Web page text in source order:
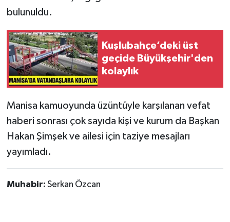
bulunuldu.
Kuşlubahçe’deki üst
geçide Büyükşehir'den
kolaylık
Manisa kamuoyunda üzüntüyle karşılanan vefat
haberi sonrası çok sayıda kişi ve kurum da Başkan
Hakan Şimşek ve ailesi için taziye mesajları
yayımladı.
Muhabir: Serkan Özcan